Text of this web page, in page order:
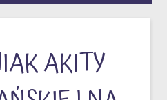
AKITY